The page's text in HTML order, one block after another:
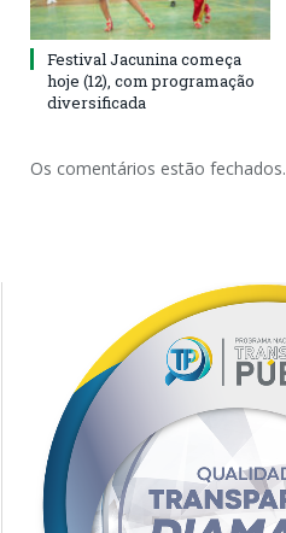
Festival Jacunina começa
hoje (12), com programação
diversificada
Os comentários estão fechados.